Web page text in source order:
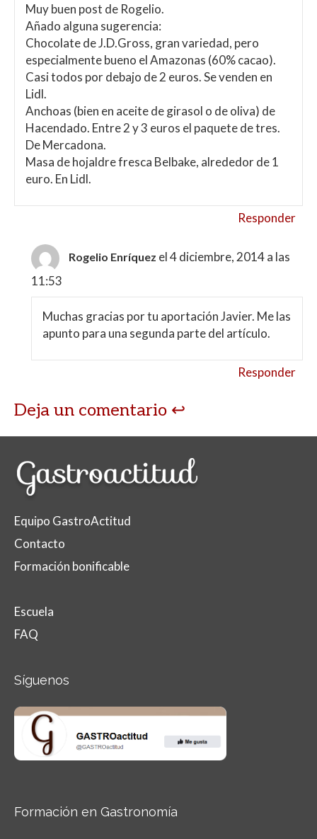
Muy buen post de Rogelio.
Añado alguna sugerencia:
Chocolate de J.D.Gross, gran variedad, pero
especialmente bueno el Amazonas (60% cacao).
Casi todos por debajo de 2 euros. Se venden en
Lidl.
Anchoas (bien en aceite de girasol o de oliva) de
Hacendado. Entre 2 y 3 euros el paquete de tres.
De Mercadona.
Masa de hojaldre fresca Belbake, alrededor de 1
euro. En Lidl.
Responder
Rogelio Enríquez el 4 diciembre, 2014 a las
11:53
Muchas gracias por tu aportación Javier. Me las
apunto para una segunda parte del artículo.
Responder
Deja un comentario
Equipo GastroActitud
Contacto
Formación bonificable
Escuela
FAQ
Síguenos
Formación en Gastronomía